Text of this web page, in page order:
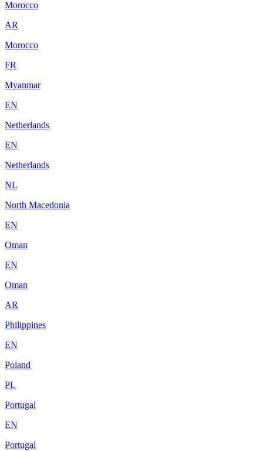
Morocco
AR
Morocco
FR
Myanmar
EN
Netherlands
EN
Netherlands
NL
North Macedonia
EN
Oman
EN
Oman
AR
Philippines
EN
Poland
PL
Portugal
EN
Portugal